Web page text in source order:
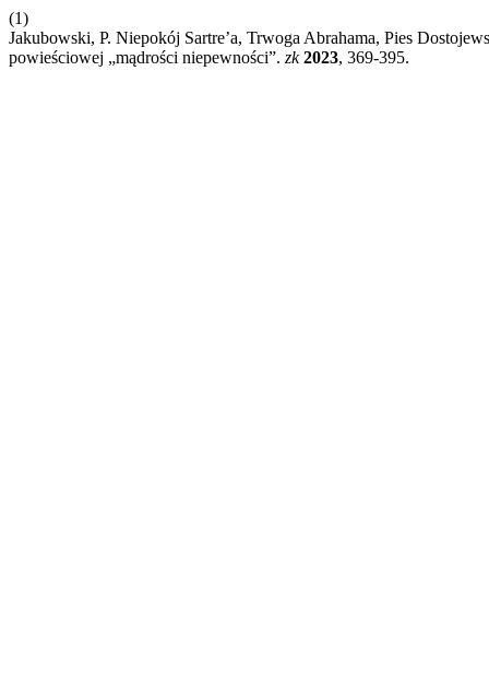
(1)
Jakubowski, P. Niepokój Sartre’a, Trwoga Abrahama, Pies
powieściowej „mądrości niepewności”. zk 2023, 369-395.